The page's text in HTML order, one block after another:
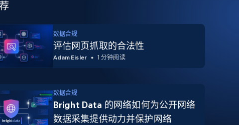
企业级数据服务
为企业级数据收集量身定制
演示智能体
集成
托管式数据
采集
起价
$1500/月
联盟推荐
信任中心
数据合规
评估网页抓取的合法性
Adam Eisler 1 分钟阅读
数据合规
Bright Data 的网络如何为公开网络
数据采集提供动力并保护网络